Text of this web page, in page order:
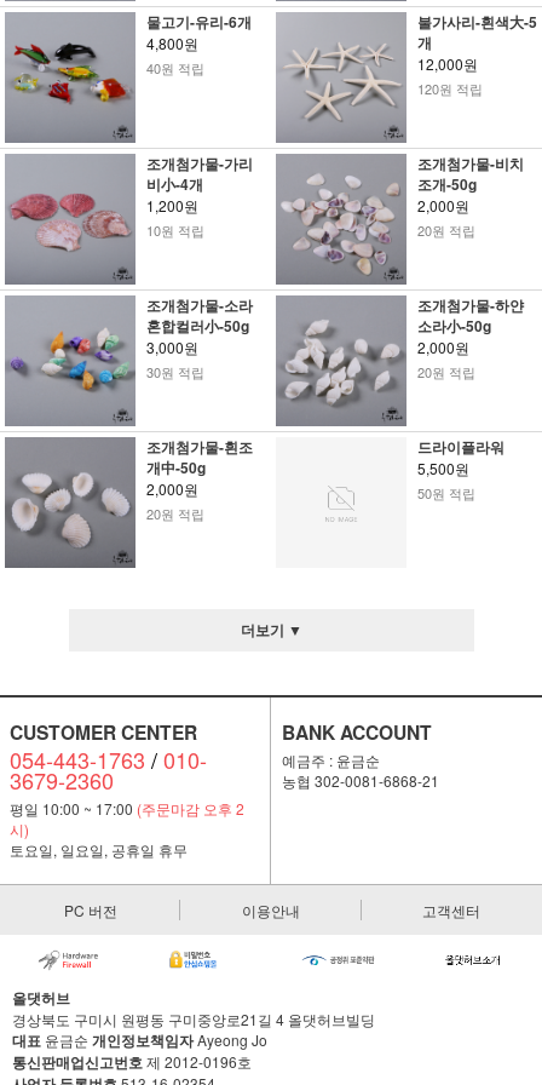
물고기-유리-6개
4,800원
40원 적립
불가사리-흰색大-5
개
12,000원
120원 적립
조개첨가물-가리
비小-4개
1,200원
10원 적립
조개첨가물-비치
조개-50g
2,000원
20원 적립
조개첨가물-소라
혼합컬러小-50g
3,000원
30원 적립
조개첨가물-하얀
소라小-50g
2,000원
20원 적립
조개첨가물-흰조
개中-50g
2,000원
20원 적립
드라이플라워
5,500원
50원 적립
더보기 ▼
CUSTOMER CENTER
054-443-1763 /010-
3679-2360
평일 10:00 ~ 17:00 (주문마감 오후 2
시)
토요일, 일요일, 공휴일 휴무
BANK ACCOUNT
예금주 : 윤금순
농협 302-0081-6868-21
PC 버전 이용안내 고객센터
올댓허브
경상북도 구미시 원평동 구미중앙로21길 4 올댓허브빌딩
대표 윤금순 개인정보책임자Ayeong Jo
통신판매업신고번호제 2012-0196호